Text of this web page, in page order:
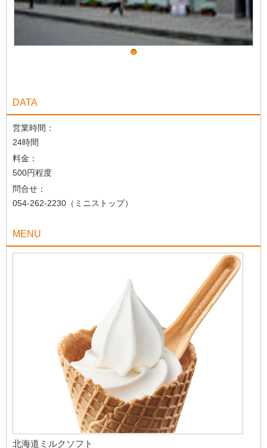
DATA
営業時間：
24時間
料金：
500円程度
問合せ：
054-262-2230（ミニストップ）
MENU
北海道ミルクソフト